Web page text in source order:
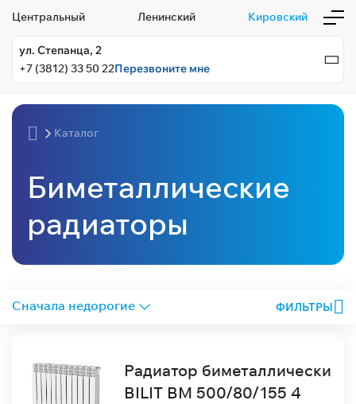
Центральный Ленинский Кировский
ул. Степанца, 2
+7 (3812) 33 50 22Перезвоните мне
Каталог
Биметаллические
радиаторы
ФИЛЬТРЫ
Радиатор биметаллически
BILIT BM 500/80/155 4